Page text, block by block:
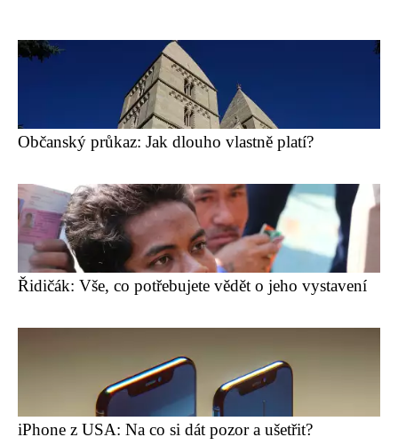
Občanský průkaz: Jak dlouho vlastně platí?
Řidičák: Vše, co potřebujete vědět o jeho vystavení
iPhone z USA: Na co si dát pozor a ušetřit?